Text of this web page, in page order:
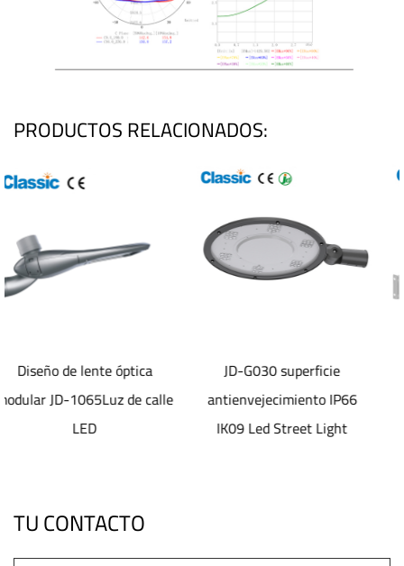
PRODUCTOS RELACIONADOS:
calle
JD-G030 superficie
antienvejecimiento IP66
IK09 Led Street Light
Luz de calle Led
electrostática
antienvejecimiento
TU CONTACTO